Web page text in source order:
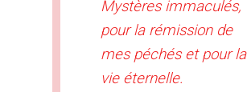
Mystères immaculés,
pour la rémission de
mes péchés et pour la
vie éternelle.